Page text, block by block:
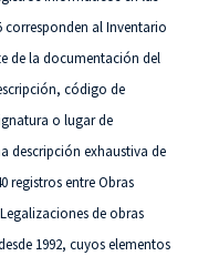
corresponden al Inventario
de la documentación del
código de
o lugar de
descripción exhaustiva de
registros entre Obras
de obras
1992, cuyos elementos